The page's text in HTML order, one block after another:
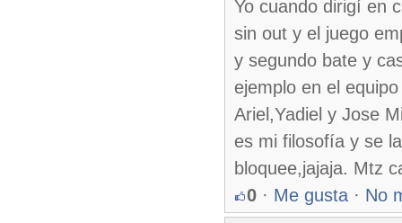
Yo cuando dirigí en
sin out y el juego
y segundo bate y
ejemplo en el
Ariel,Yadiel y Jose
es mi filosofía y se
bloquee,jajaja. Mtz
0 · Me gusta · No